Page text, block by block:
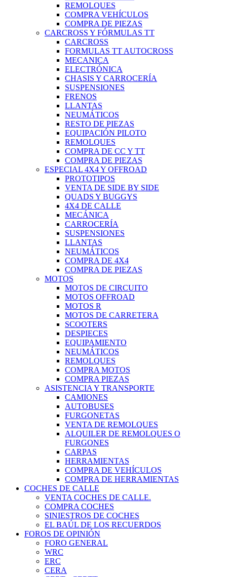
REMOLQUES
COMPRA VEHÍCULOS
COMPRA DE PIEZAS
CARCROSS Y FÓRMULAS TT
CARCROSS
FORMULAS TT AUTOCROSS
MECANICA
ELECTRÓNICA
CHASIS Y CARROCERÍA
SUSPENSIONES
FRENOS
LLANTAS
NEUMÁTICOS
RESTO DE PIEZAS
EQUIPACIÓN PILOTO
REMOLQUES
COMPRA DE CC Y TT
COMPRA DE PIEZAS
ESPECIAL 4X4 Y OFFROAD
PROTOTIPOS
VENTA DE SIDE BY SIDE
QUADS Y BUGGYS
4X4 DE CALLE
MECÁNICA
CARROCERÍA
SUSPENSIONES
LLANTAS
NEUMÁTICOS
COMPRA DE 4X4
COMPRA DE PIEZAS
MOTOS
MOTOS DE CIRCUITO
MOTOS OFFROAD
MOTOS R
MOTOS DE CARRETERA
SCOOTERS
DESPIECES
EQUIPAMIENTO
NEUMÁTICOS
REMOLQUES
COMPRA MOTOS
COMPRA PIEZAS
ASISTENCIA Y TRANSPORTE
CAMIONES
AUTOBUSES
FURGONETAS
VENTA DE REMOLQUES
ALQUILER DE REMOLQUES O
FURGONES
CARPAS
HERRAMIENTAS
COMPRA DE VEHÍCULOS
COMPRA DE HERRAMIENTAS
COCHES DE CALLE
VENTA COCHES DE CALLE.
COMPRA COCHES
SINIESTROS DE COCHES
EL BAÚL DE LOS RECUERDOS
FOROS DE OPINIÓN
FORO GENERAL
WRC
ERC
CERA